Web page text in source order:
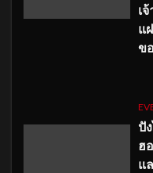
เ
แ
ข
ปั
ฮ
แ